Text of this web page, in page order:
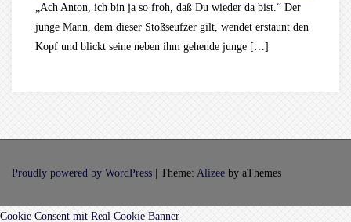
„Ach Anton, ich bin ja so froh, daß Du wieder da bist.“ Der
junge Mann, dem dieser Stoßseufzer gilt, wendet erstaunt den
Kopf und blickt seine neben ihm gehende junge […]
Proudly powered by WordPress Theme: Alizee by aThemes
Cookie Consent mit Real Cookie Banner